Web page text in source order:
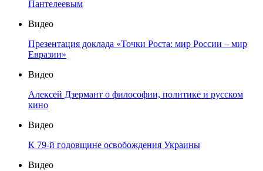
Пантелеевым
Видео
Презентация доклада «Точки Роста: мир России – мир
Евразии»
Видео
Алексей Дзермант о философии, политике и русском
кино
Видео
К 79-й годовщине освобождения Украины
Видео